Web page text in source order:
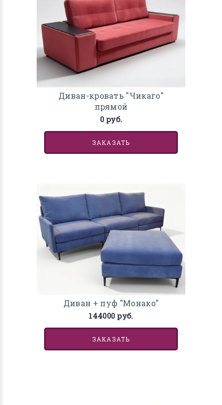
Диван-кровать "Чикаго"
прямой
0 руб.
ЗАКАЗАТЬ
Диван + пуф "Монако"
144000 руб.
ЗАКАЗАТЬ